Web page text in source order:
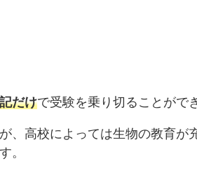
だけで受験を乗り切ることがで
、高校によっては生物の教育が
。